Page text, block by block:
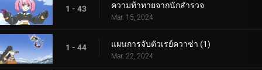
1 - 43 ความท้าทายจากนักสำรวจ
Mar. 15, 2024
1 - 44 แผนการจับตัวเรย์ควาซ่า (1)
Mar. 22, 2024